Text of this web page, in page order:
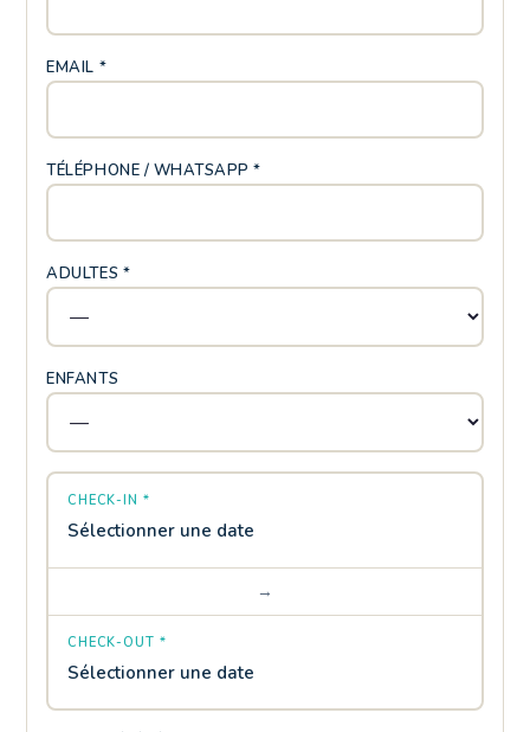
EMAIL *
TÉLÉPHONE / WHATSAPP *
ADULTES *
ENFANTS
CHECK-IN *
Sélectionner une date
→
CHECK-OUT *
Sélectionner une date